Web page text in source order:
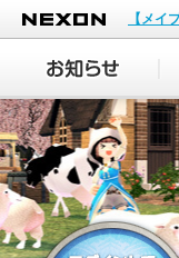
NEXON
【メイ